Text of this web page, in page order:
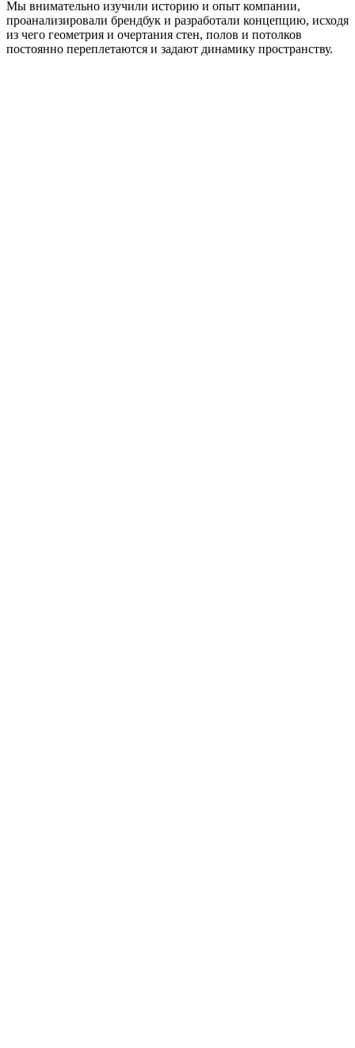
Мы внимательно изучили историю и опыт компании,
проанализировали брендбук и разработали концепцию, исходя
из чего геометрия и очертания стен, полов и потолков
постоянно переплетаются и задают динамику пространству.